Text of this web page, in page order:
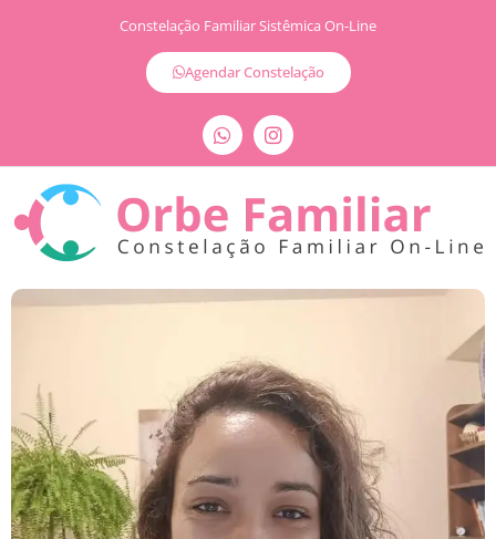
Constelação Familiar Sistêmica On-Line
Agendar Constelação